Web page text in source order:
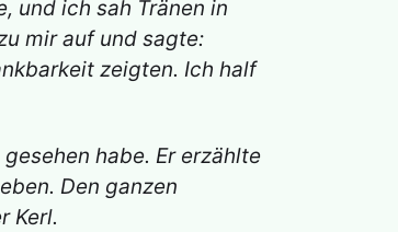
und ich sah Tränen in
mir auf und sagte:
zeigten. Ich half
habe. Er erzählte
Den ganzen
Kerl.